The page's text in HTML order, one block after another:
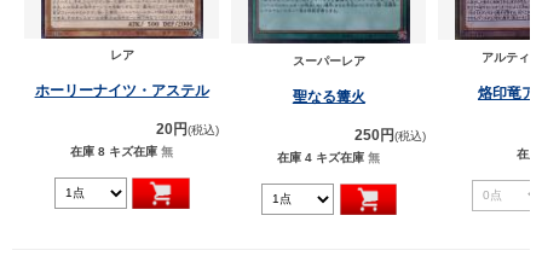
レア
ホーリーナイツ・アステル
20円(税込)
在庫 8 キズ在庫 無
スーパーレア
聖なる篝火
250円(税込)
在庫 4 キズ在庫 無
アルティ
烙印竜ア
在